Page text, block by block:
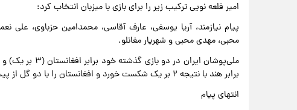
امیر قلعه نویی ترکیب زیر را برای بازی با میزبان انتخاب کرد:
پیام نیازمند، آریا یوسفی، عارف آقاسی، محمدامین حزباوی، علی
محبی، مهدی محبی و شهریار مغانلو.
برابر هند با نتیجه ۲ بر یک شکست خورد و افغانستان را با دو گل از پیش رو برداشت.
انتهای پیام